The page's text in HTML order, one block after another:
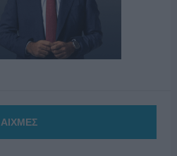
ΑΙΧΜΕΣ